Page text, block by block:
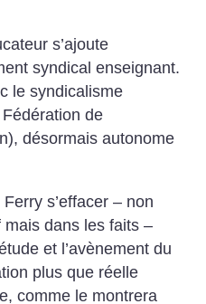
s’ajoute
syndical enseignant.
le syndicalisme
de
désormais autonome
s’effacer – non
mais dans les faits –
et l’avènement du
plus que réelle
comme le montrera